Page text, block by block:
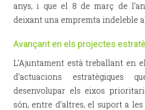
anys, i que el 8 de març de
deixant una empremta indeleble
Avançant en els projectes
L’Ajuntament està treballant en
d’actuacions estratègiques
desenvolupar els eixos
són, entre d’altres, el suport a